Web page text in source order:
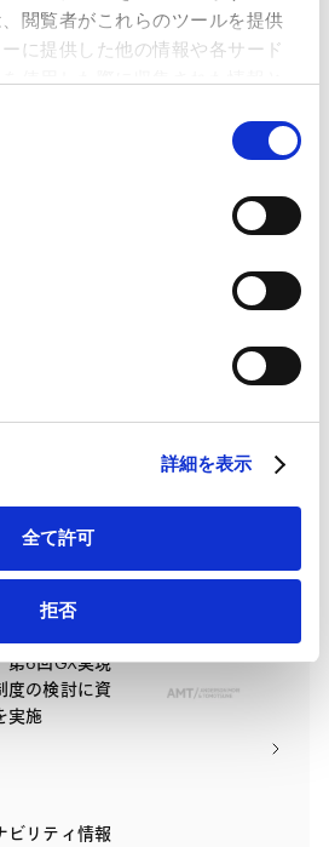
閲覧者がこれらのツールを提供
に提供した他の情報や各サード
約（
外部サイト）
リシー（
ポリシー（外部サイト）
詳細を表示
全て許可
拒否
のあり方等に
実施
ンフットプ
定
第6回GX実現
度の検討に資
実施
ビリティ情報